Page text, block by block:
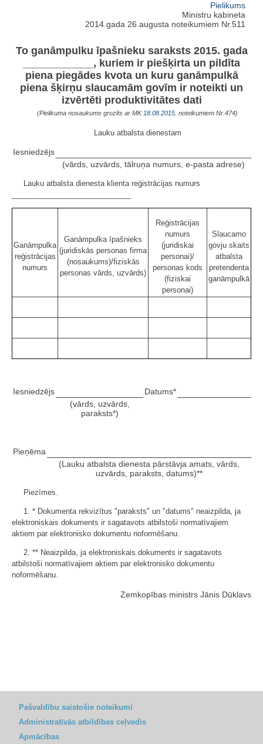
Pielikums
Ministru kabineta
2014.gada 26.augusta noteikumiem Nr.511
To ganāmpulku īpašnieku saraksts 2015. gada
____________, kuriem ir piešķirta un pildīta
piena piegādes kvota un kuru ganāmpulkā
piena šķirņu slaucamām govīm ir noteikti un
izvērtēti produktivitātes dati
(Pielikuma nosaukums grozīts ar MK 18.08.2015. noteikumiem Nr.474)
Lauku atbalsta dienestam
Iesniedzējs
(vārds, uzvārds, tālruņa numurs, e-pasta adrese)
Lauku atbalsta dienesta klienta reģistrācijas numurs
Ganāmpulka
reģistrācijas
numurs
Ganāmpulka īpašnieks
(juridiskās personas firma
(nosaukums)/fiziskās
personas vārds, uzvārds)
Reģistrācijas
numurs
(juridiskai
personai)/
personas kods
(fiziskai
personai)
Slaucamo
govju skaits
atbalsta
pretendenta
ganāmpulkā
Iesniedzējs
Datums*
(vārds, uzvārds,
paraksts*)
Pieņēma
(Lauku atbalsta dienesta pārstāvja amats, vārds,
uzvārds, paraksts, datums)**
Piezīmes.
1. * Dokumenta rekvizītus "paraksts" un "datums" neaizpilda, ja
elektroniskais dokuments ir sagatavots atbilstoši normatīvajiem
aktiem par elektronisko dokumentu noformēšanu.
2. ** Neaizpilda, ja elektroniskais dokuments ir sagatavots
atbilstoši normatīvajiem aktiem par elektronisko dokumentu
noformēšanu.
Zemkopības ministrs Jānis Dūklavs
Pašvaldību saistošie noteikumi
Administratīvās atbildības ceļvedis
Apmācības